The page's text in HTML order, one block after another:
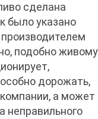
сделана
было указано
подобно живому
дорожать,
а может
неправильного